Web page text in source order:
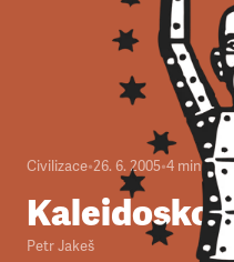
Civilizace•26. 6. 2005•4 minuty
Kaleidoskop
Petr Jakeš